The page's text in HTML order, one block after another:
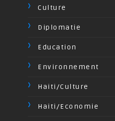
Culture
Diplomatie
Education
Environnement
Haiti/Culture
Haiti/Economie